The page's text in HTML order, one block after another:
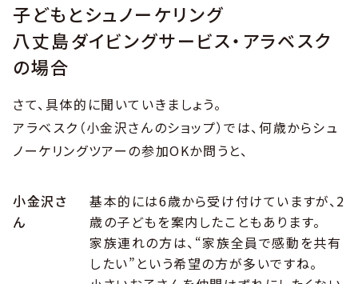
子どもとシュノーケリング
八丈島ダイビングサービス・アラベスク
の場合
さて、具体的に聞いていきましょう。
アラベスク（小金沢さんのショップ）では、何歳からシュ
ノーケリングツアーの参加OKか問うと、
小金沢さ
ん
基本的には6歳から受け付けていますが、2
歳の子どもを案内したこともあります。
家族連れの方は、“家族全員で感動を共有
したい”という希望の方が多いですね。